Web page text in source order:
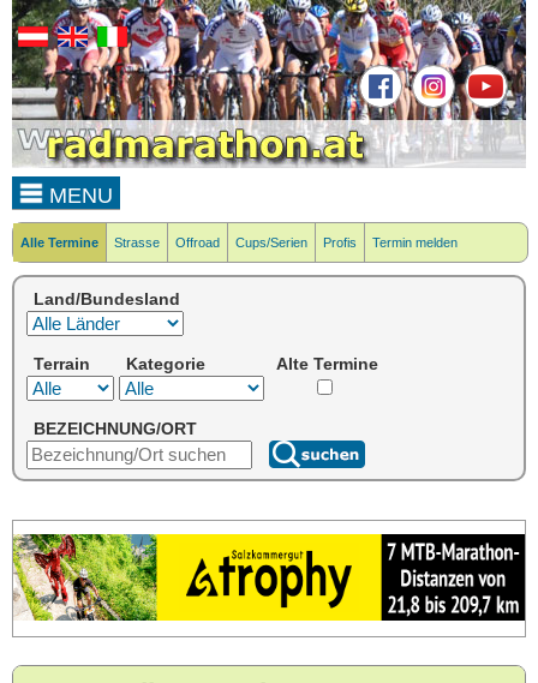
MENU
Alle Termine Strasse Offroad Cups/Serien Profis Termin melden
Land/Bundesland
Terrain Kategorie Alte Termine
BEZEICHNUNG/ORT